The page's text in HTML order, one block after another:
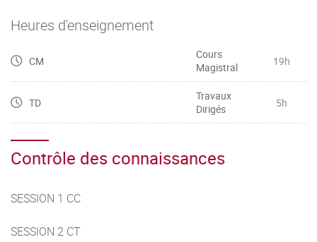
Heures d'enseignement
CM
Cours
Magistral
19h
TD
Travaux
Dirigés
5h
Contrôle des connaissances
SESSION 1 CC
SESSION 2 CT